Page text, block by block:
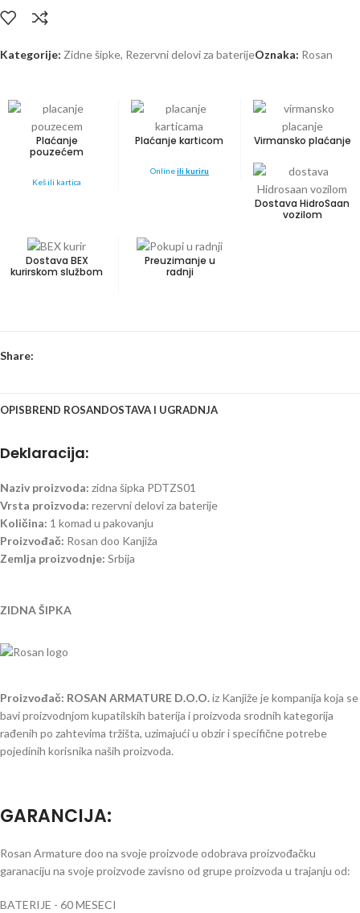
Kategorije: Zidne šipke, Rezervni delovi za baterijeOznaka: Rosan
Plaćanje
pouzećem
Keš ili kartica
Plaćanje karticom
Onlineili kuriru
Virmansko plaćanje
Dostava HidroSaan
vozilom
Dostava BEX
kurirskom službom
Preuzimanje u
radnji
Share:
OPISBREND ROSANDOSTAVA I UGRADNJA
Deklaracija:
Naziv proizvoda: zidna šipka PDTZS01
Vrsta proizvoda: rezervni delovi za baterije
Količina: 1 komad u pakovanju
Proizvođač: Rosan doo Kanjiža
Zemlja proizvodnje: Srbija
ZIDNA ŠIPKA
Proizvođač: ROSAN ARMATURE D.O.O.iz Kanjiže je kompanija koja se
bavi proizvodnjom kupatilskih baterija i proizvoda srodnih kategorija
rađenih po zahtevima tržišta, uzimajući u obzir i specifične potrebe
pojedinih korisnika naših proizvoda.
GARANCIJA:
Rosan Armature doo na svoje proizvode odobrava proizvođačku
garanaciju na svoje proizvode zavisno od grupe proizvoda u trajanju od:
BATERIJE - 60 MESECI